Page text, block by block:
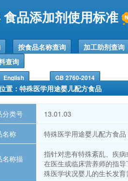
品添加剂使用标准
按食品名称查询
加工助剂查询
查询
English GB 2760-2014
置：特殊医学用途婴儿配方食品
分类号 13.01.03
名称 特殊医学用途婴儿配方食品
名称描
指针对患有特殊紊乱、疾
在医生或临床营养师的指
殊医学状况婴儿的生长发育